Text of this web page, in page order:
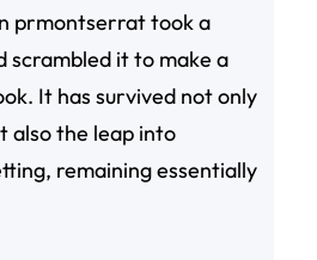
prmontserrat took a
scrambled it to make a
It has survived not only
also the leap into
remaining essentially